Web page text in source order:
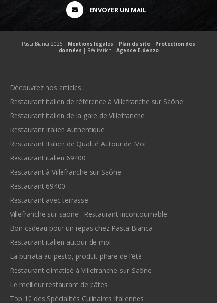
ENVOYER UN MAIL
Pasta Bianca 2026 | Mentions légales | Plan du site | Protection des
données | Réalisation : Agence E-denzo
Découvrez nos articles :
Restaurant italien de référence à Villefranche sur Saône
Restaurant italien de la gare de Villefranche
Restaurant Italien Authentique
Restaurant Italien de Qualité Autour de Moi
Restaurant italien 69400
Restaurant à Villefranche sur Saône
Restaurant 69400
Restaurant avec terrasse
Villefranche sur saone : Restaurant incontournable
Bon cadeau pour un repas chez Pasta Bianca
Restaurant italien autour de moi
La burrata au pesto, produit phare de l’été
Restaurant climatisé à Villefranche-sur-Saône
Le meilleur restaurant de pâtes
Top 10 des Spécialités Culinaires Italiennes